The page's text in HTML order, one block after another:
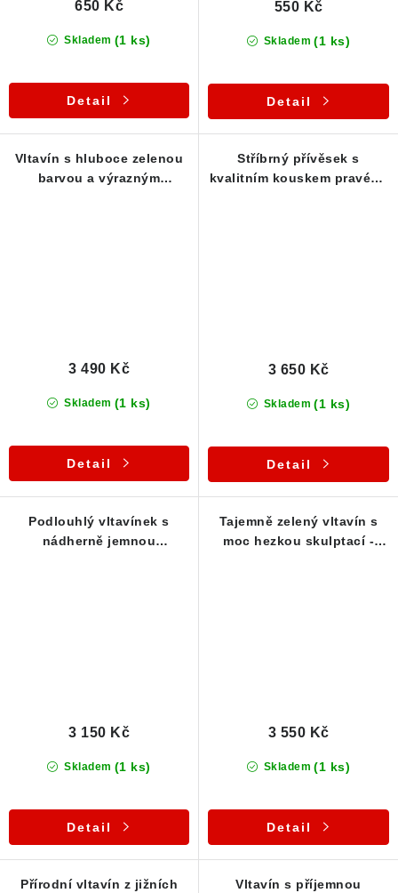
Skladem (1 ks)
650 Kč
Detail
Skladem (1 ks)
550 Kč
Detail
Vltavín s hluboce zelenou
barvou a výrazným
Skladem (1 ks)
3 490 Kč
Detail
Stříbrný přívěsek s
kvalitním kouskem pravého
Skladem (1 ks)
3 650 Kč
Detail
Podlouhlý vltavínek s
nádherně jemnou
Skladem (1 ks)
3 150 Kč
Detail
Tajemně zelený vltavín s
moc hezkou skulptací -
Skladem (1 ks)
3 550 Kč
Detail
Přírodní vltavín z jižních
Vltavín s příjemnou